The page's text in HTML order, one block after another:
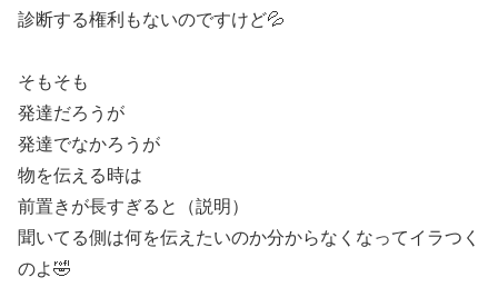
診断する権利もないのですけど💦
そもそも
発達だろうが
発達でなかろうが
物を伝える時は
前置きが長すぎると（説明）
聞いてる側は何を伝えたいのか分からなくなってイラつく
のよ🤣